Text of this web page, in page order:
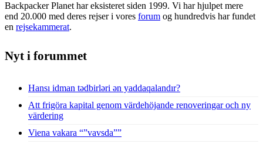
Backpacker Planet har eksisteret siden 1999. Vi har hjulpet mere
end 20.000 med deres rejser i vores forum og hundredvis har fundet
en rejsekammerat.
Nyt i forummet
Hansı idman tədbirləri ən yaddaqalandır?
Att frigöra kapital genom värdehöjande renoveringar och ny
värdering
Viena vakara “”vavsda””